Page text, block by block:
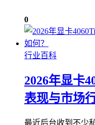
0
行业百科
2026年显卡
表现与市场
最近后台收到不少